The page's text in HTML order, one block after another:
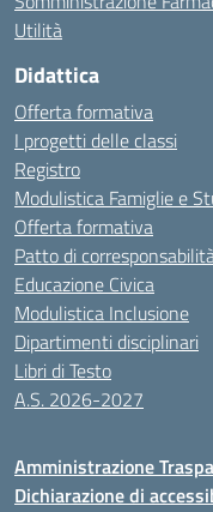
Utilità
Didattica
Offerta formativa
I progetti delle classi
Registro
Modulistica Famiglie e
Offerta formativa
Patto di
Educazione Civica
Modulistica Inclusione
Dipartimenti disciplinari
Libri di Testo
A.S. 2026-2027
Amministrazione
Dichiarazione di